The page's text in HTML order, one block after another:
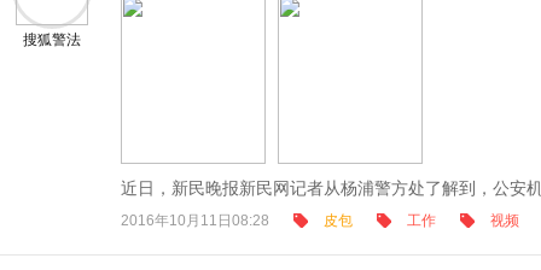
搜狐警法
近日，新民晚报新民网记者从杨浦警方处了解到，公安
2016年10月11日08:28 皮包 工作 视频